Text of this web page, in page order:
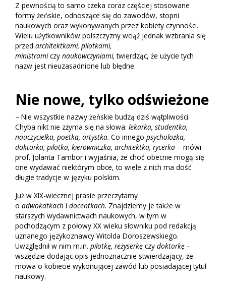
Z pewnością to samo czeka coraz częściej stosowane
formy żeńskie, odnoszące się do zawodów, stopni
naukowych oraz wykonywanych przez kobiety czynności.
Wielu użytkowników polszczyzny wciąż jednak wzbrania się
przed architektkami, pilotkami,
ministramiczy naukowczyniami, twierdząc, że użycie tych
nazw jest nieuzasadnione lub błędne.
Nie nowe, tylko odświeżone
– Nie wszystkie nazwy żeńskie budzą dziś wątpliwości.
Chyba nikt nie zżyma się na słowa: lekarka, studentka,
nauczycielka, poetka, artystka. Co innego psycholożka,
doktorka, pilotka, kierowniczka, architektka, rycerka – mówi
prof. Jolanta Tambor i wyjaśnia, że choć obecnie mogą się
one wydawać niektórym obce, to wiele z nich ma dość
długie tradycje w języku polskim.
Już w XIX-wiecznej prasie przeczytamy
o adwokatkach i docentkach. Znajdziemy je także w
starszych wydawnictwach naukowych, w tym w
pochodzącym z połowy XX wieku słowniku pod redakcją
uznanego językoznawcy Witolda Doroszewskiego.
Uwzględnił w nim m.in. pilotkę, reżyserkę czy doktorkę –
wszędzie dodając opis jednoznacznie stwierdzający, że
mowa o kobiecie wykonującej zawód lub posiadającej tytuł
naukowy.